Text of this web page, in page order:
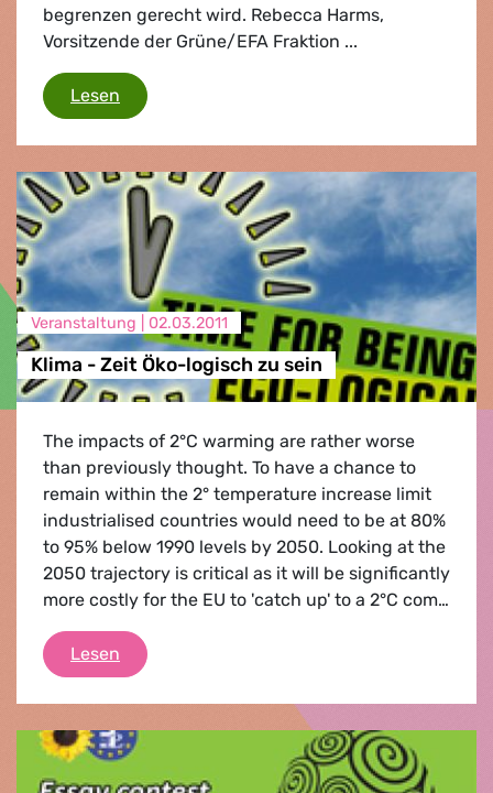
begrenzen gerecht wird. Rebecca Harms,
Vorsitzende der Grüne/EFA Fraktion ...
Lesen EU-Klimastrategie
Veranstaltung | 02.03.2011
Klima - Zeit Öko-logisch zu sein
The impacts of 2°C warming are rather worse
than previously thought. To have a chance to
remain within the 2° temperature increase limit
industrialised countries would need to be at 80%
to 95% below 1990 levels by 2050. Looking at the
2050 trajectory is critical as it will be significantly
more costly for the EU to 'catch up' to a 2°C com…
Lesen Klima - Zeit Öko-logisch zu sein